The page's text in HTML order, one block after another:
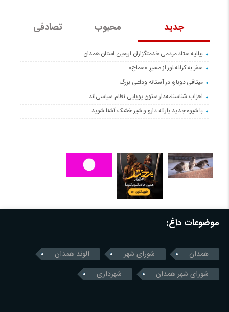
جدید محبوب تصادفی
بیانیه ستاد مردمی خدمتگزاران اربعین استان همدان
سفر به کرانه‌ نور از مسیرِ «سماح»
میثاقی دوباره در آستانه‌ وداعی بزرگ
احزاب شناسنامه‌دار ستون پویایی نظام سیاسی‌اند
با شیوه جدید یارانه دارو و شیر خشک آشنا شوید
موضوعات داغ:
همدان شورای شهر
الوند همدان
شورای شهر همدان
شهرداری